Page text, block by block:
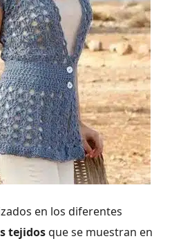
en los diferentes
tejidosque se muestran en